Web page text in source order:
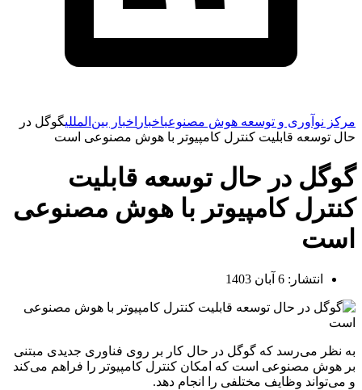
مرکز نوآوری و توسعه هوش مصنوعیاخبار اخبار بین‌المللیگوگل در
حال توسعه قابلیت کنترل کامپیوتر با هوش مصنوعی است
گوگل در حال توسعه قابلیت
کنترل کامپیوتر با هوش مصنوعی
است
انتشار: 6 آبان 1403
به نظر می‌رسد که گوگل در حال کار بر روی فناوری جدیدی مبتنی
بر هوش مصنوعی است که امکان کنترل کامپیوتر را فراهم می‌کند
و می‌تواند وظایف مختلفی را انجام دهد.